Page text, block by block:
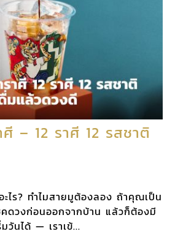
ศี – 12 ราศี 12 รสชาติ
ะไร? ทำไมสายมูต้องลอง ถ้าคุณเป็น
คดวงก่อนออกจากบ้าน แล้วก็ต้องมี
วันได้ — เราเข้...